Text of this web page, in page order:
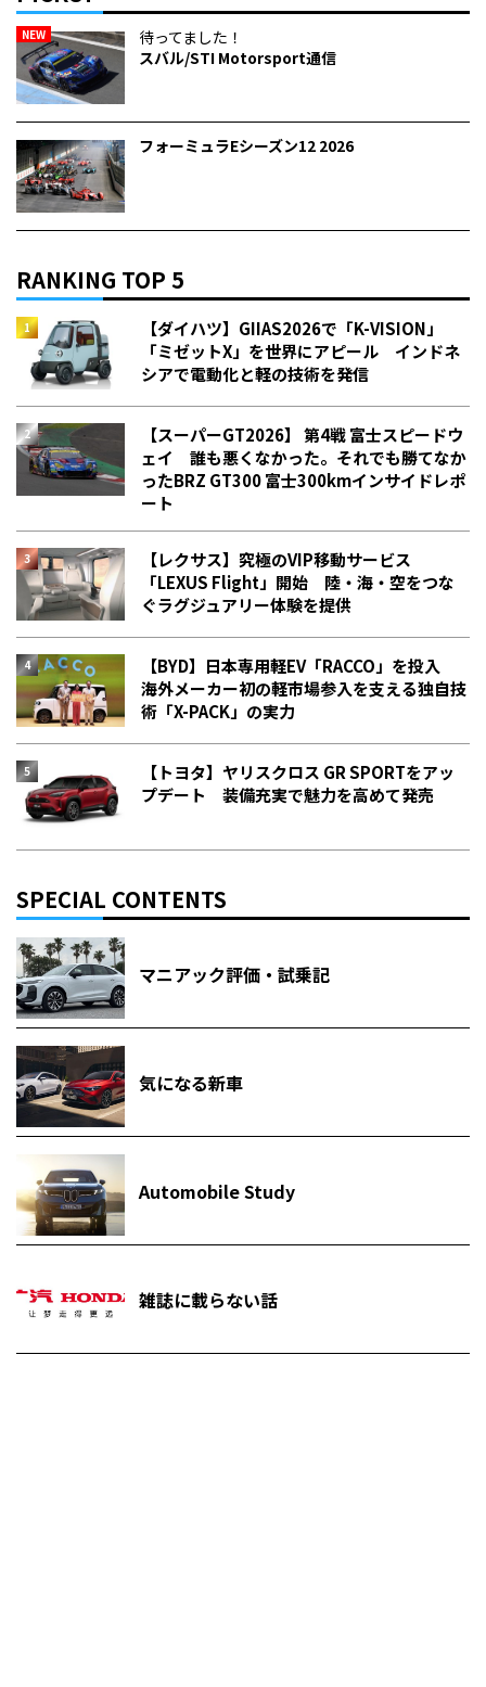
NEW
待ってました！
スバル/STI Motorsport通信
フォーミュラEシーズン12 2026
RANKING TOP 5
【ダイハツ】GIIAS2026で「K-VISION」
「ミゼットX」を世界にアピール インドネ
シアで電動化と軽の技術を発信
【スーパーGT2026】 第4戦 富士スピードウ
ェイ 誰も悪くなかった。それでも勝てなか
った――BRZ GT300 富士300kmインサイドレポ
ート
【レクサス】究極のVIP移動サービス
「LEXUS Flight」開始 陸・海・空をつな
ぐラグジュアリー体験を提供
【BYD】日本専用軽EV「RACCO」を投入
海外メーカー初の軽市場参入を支える独自技
術「X-PACK」の実力
【トヨタ】ヤリスクロス GR SPORTをアッ
プデート 装備充実で魅力を高めて発売
SPECIAL CONTENTS
マニアック評価・試乗記
気になる新車
Automobile Study
雑誌に載らない話